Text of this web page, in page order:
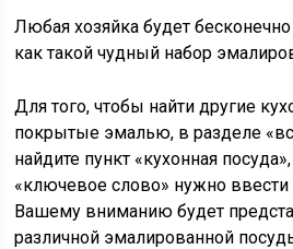
Любая хозяйка будет
как такой чудный набор
Для того, чтобы найти другие
покрытые эмалью, в разделе
найдите пункт «кухонная
«ключевое слово» нужно ввести
Вашему вниманию будет
различной эмалированной